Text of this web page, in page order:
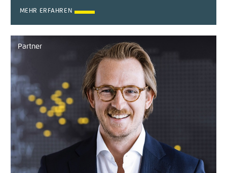
MEHR ERFAHREN
Partner